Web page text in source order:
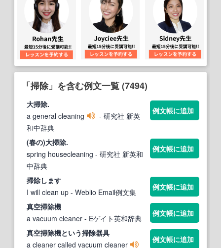
「掃除」を含む例文一覧 (7494)
大掃除.
a general cleaning
- 研究社 新英
和中辞典
例文帳に追加
(春の)大掃除.
spring housecleaning - 研究社 新英和
中辞典
例文帳に追加
掃除します
I will clean up - Weblio Email例文集
例文帳に追加
真空掃除機
a vacuum cleaner - Eゲイト英和辞典
例文帳に追加
真空掃除機という掃除器具
a cleaner called vacuum cleaner
例文帳に追加